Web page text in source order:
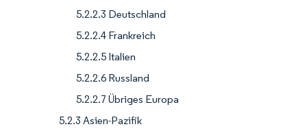
5.2.2.3 Deutschland
5.2.2.4 Frankreich
5.2.2.5 Italien
5.2.2.6 Russland
5.2.2.7 Übriges Europa
5.2.3 Asien-Pazifik